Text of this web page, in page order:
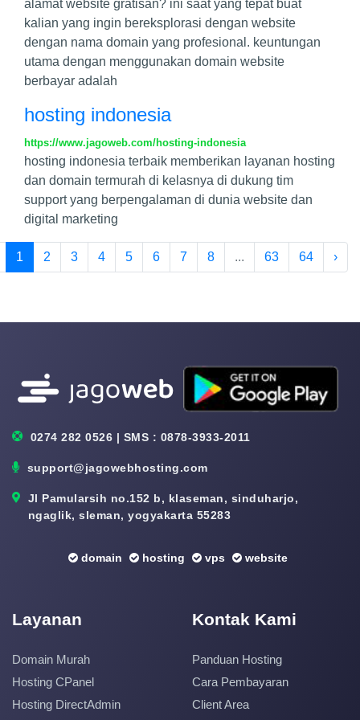
alamat website gratisan? ini saat yang tepat buat
kalian yang ingin bereksplorasi dengan website
dengan nama domain yang profesional. keuntungan
utama dengan menggunakan domain website
berbayar adalah
hosting indonesia
https://www.jagoweb.com/hosting-indonesia
hosting indonesia terbaik memberikan layanan hosting
dan domain termurah di kelasnya di dukung tim
support yang berpengalaman di dunia website dan
digital marketing
1 2 3 4 5 6 7 8 ... 63 64 ›
0274 282 0526 | SMS : 0878-3933-2011
support@jagowebhosting.com
Jl Pamularsih no.152 b, klaseman, sinduharjo,
ngaglik, sleman, yogyakarta 55283
domain hosting vps website
Layanan
Domain Murah
Hosting CPanel
Hosting DirectAdmin
Kontak Kami
Panduan Hosting
Cara Pembayaran
Client Area